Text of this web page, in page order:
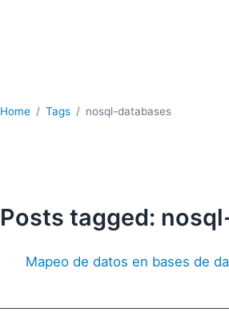
Home Tags nosql-databases
Posts tagged:
Mapeo de datos en bases de